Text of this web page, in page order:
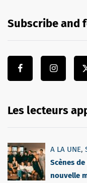
Subscribe and
Les lecteurs
A LA UNE,
Scènes
nouvelle